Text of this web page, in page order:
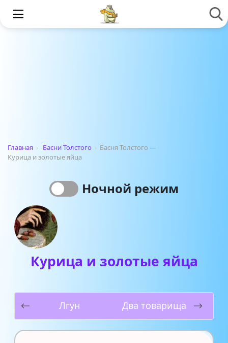
Главная › Басни Толстого › Басня Толстого —
Курица и золотые яйца
Ночной режим
Курица и золотые яйца
Лгун Два товарища